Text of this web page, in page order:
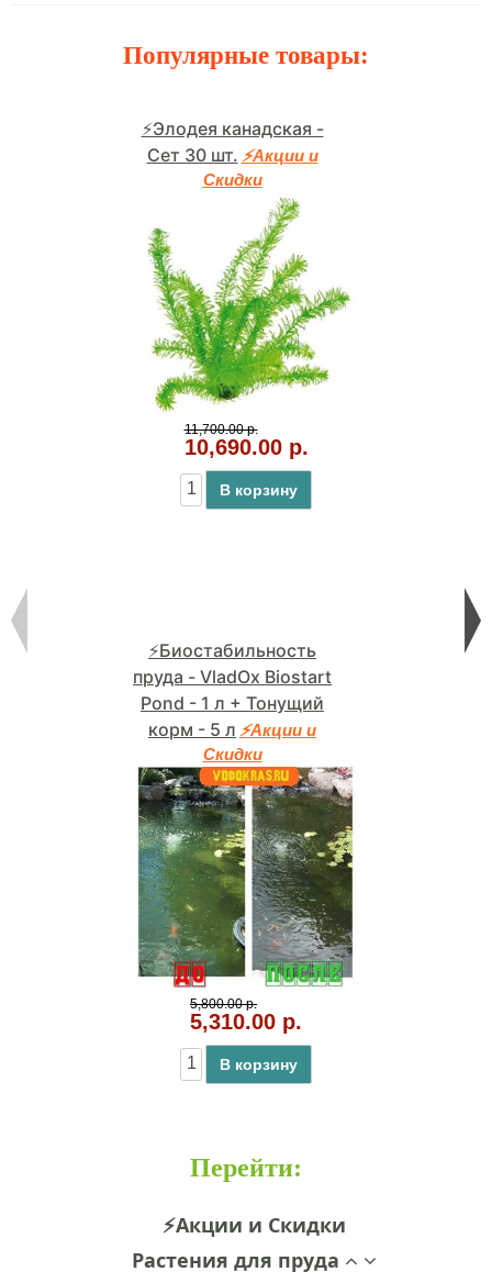
Популярные товары:
⚡Элодея канадская -
Сет 30 шт. ⚡Акции и
Скидки
11,700.00 р.
10,690.00 р.
В корзину
⚡Биостабильность
пруда - VladOx Biostart
Pond - 1 л + Тонущий
корм - 5 л ⚡Акции и
Скидки
5,800.00 р.
5,310.00 р.
В корзину
Перейти:
⚡Акции и Скидки
Растения для пруда